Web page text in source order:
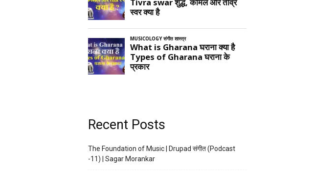
Recent Posts
The Foundation of Music | Drupad संगीत (Podcast
-11) | Sagar Morankar